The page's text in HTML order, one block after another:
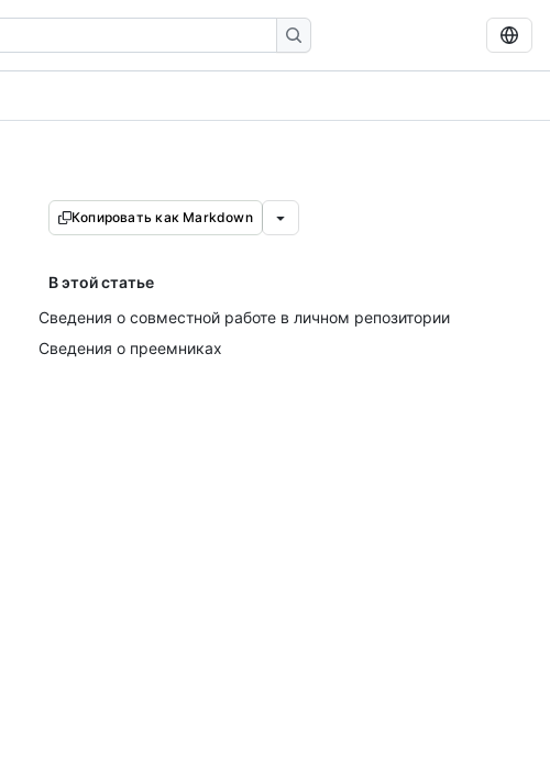
Копировать как Markdown
В этой статье
Сведения о совместной работе в личном репозитории
Сведения о преемниках